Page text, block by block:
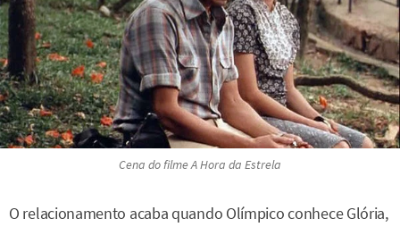
Cena do filmeA Hora da Estrela
O relacionamento acaba quando Olímpico conhece Glória,